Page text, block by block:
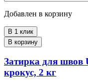
Добавлен в корзину
В 1 клик
В корзину
Затирка для швов
крокус, 2 кг